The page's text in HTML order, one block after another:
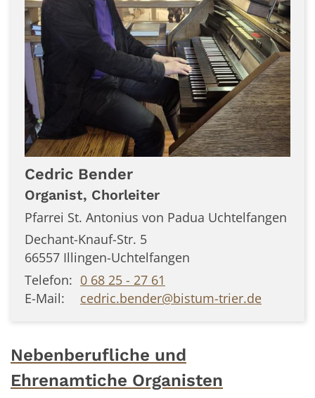
Cedric Bender
Organist, Chorleiter
Pfarrei St. Antonius von Padua Uchtelfangen
Dechant-Knauf-Str. 5
66557 Illingen-Uchtelfangen
Telefon: 0 68 25 - 27 61
E-Mail:
cedric.bender@bistum-trier.de
Nebenberufliche und
Ehrenamtiche Organisten